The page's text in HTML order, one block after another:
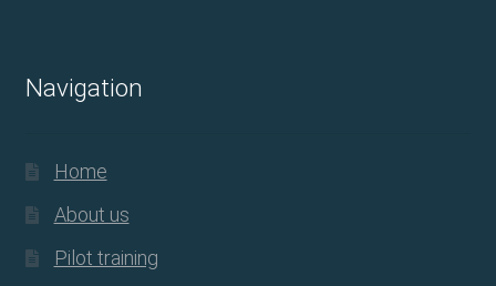
Navigation
Home
About us
Pilot training